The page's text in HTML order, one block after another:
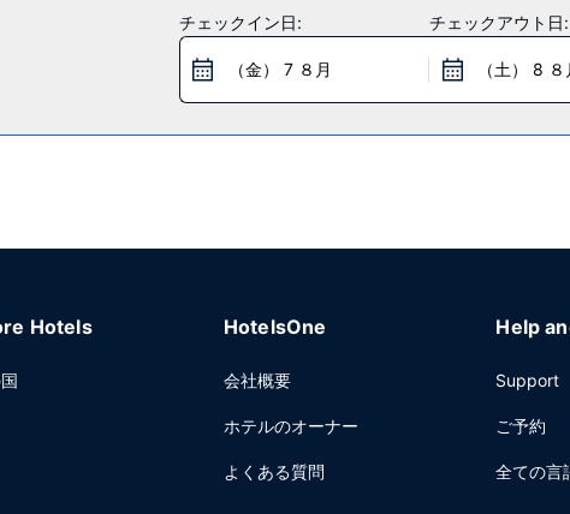
タースライダー、ホットタブなどのレクリエーション設備をぜひご利用
宴会場をご利用いただけます。
ファストを、平日は 6:00 ～ 9:30 まで、週末は 6:00 ～ 10:00 までお召
チェックイン日:
（金） 7 ８月
チェックアウト日:
（土） 8 ８
Hotels HotelsOne
会社概要
ホテルのオーナー
よくある質問
Help
Support
ご予約
全ての言